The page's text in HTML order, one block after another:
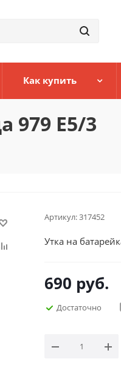
Как купить
979 Е5/3
Артикул:317452
Утка на
690 руб.
Достаточно